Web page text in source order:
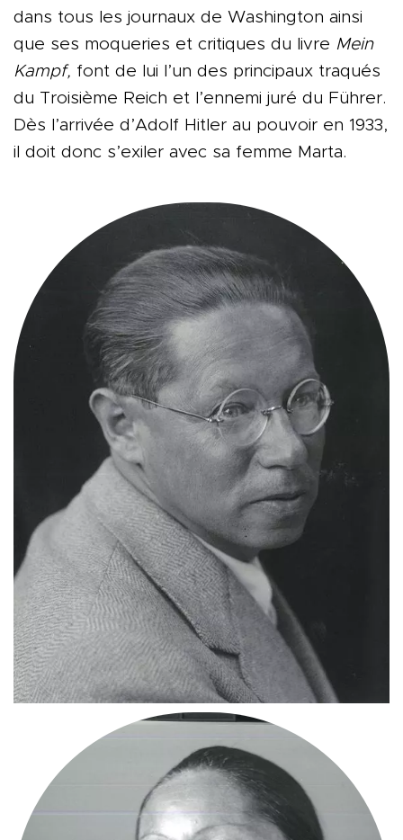
dans tous les journaux de Washington ainsi
que ses moqueries et critiques du livre Mein
Kampf, font de lui l’un des principaux traqués
du Troisième Reich et l’ennemi juré du Führer.
Dès l’arrivée d’Adolf Hitler au pouvoir en 1933,
il doit donc s’exiler avec sa femme Marta.